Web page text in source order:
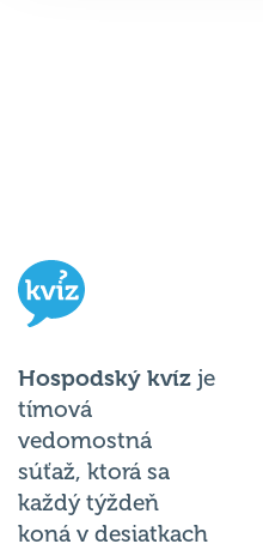
Hospodský kvíz je
tímová
vedomostná
súťaž, ktorá sa
každý týždeň
koná v desiatkach